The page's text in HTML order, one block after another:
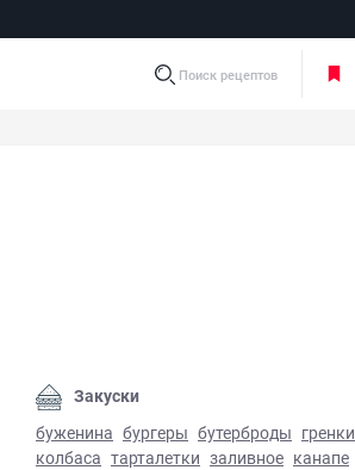
Поиск рецептов
на углях - фото готового блюда
Закуски
буженина бургеры бутерброды гренки
колбаса тарталетки заливное канапе